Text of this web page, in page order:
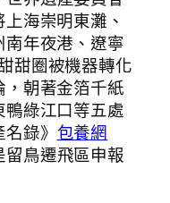
海崇明東灘、
年夜港、遼寧
甜圈被機器轉化
朝著金箔千紙
綠江口等五處
錄》 包養網
留鳥遷飛區申報